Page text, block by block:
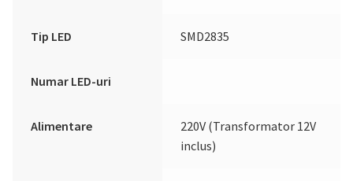
Tip LED SMD2835
Numar LED-uri
Alimentare
220V (Transformator 12V
inclus)